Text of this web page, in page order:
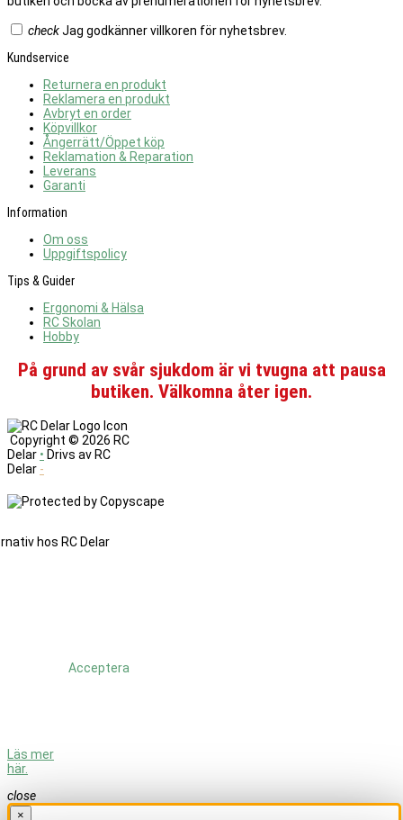
checkJag godkänner villkoren för nyhetsbrev.
Kundservice
Returnera en produkt
Reklamera en produkt
Avbryt en order
Köpvillkor
Ångerrätt/Öppet köp
Reklamation & Reparation
Leverans
Garanti
Information
Om oss
Uppgiftspolicy
Tips & Guider
Ergonomi & Hälsa
RC Skolan
Hobby
På grund av svår sjukdom är vi tvugna att pausa
butiken. Välkomna åter igen.
Copyright © 2026 RC
Delar • Drivs av RC
Delar -
Läs mer
här.
Acceptera
close
×